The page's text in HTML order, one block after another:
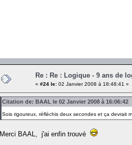
Re : Re : Logique - 9 ans de
« #24 le: 02 Janvier 2008 à 18:48:41 »
Citation de: BAAL le 02 Janvier 2008 à 16:06:42
Sois rigoureux, réfléchis deux secondes et ça devrait
Merci BAAL, j'ai enfin trouvé